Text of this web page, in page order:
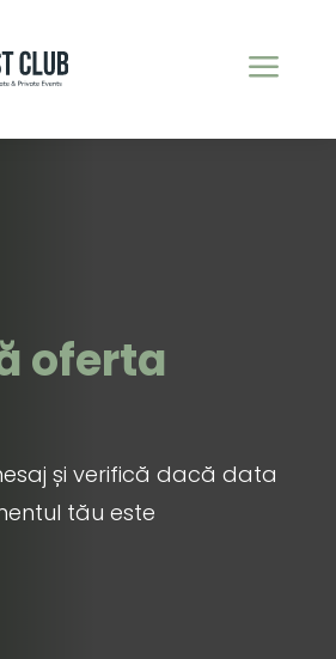
a
oferta
și verifică dacă data
tău este